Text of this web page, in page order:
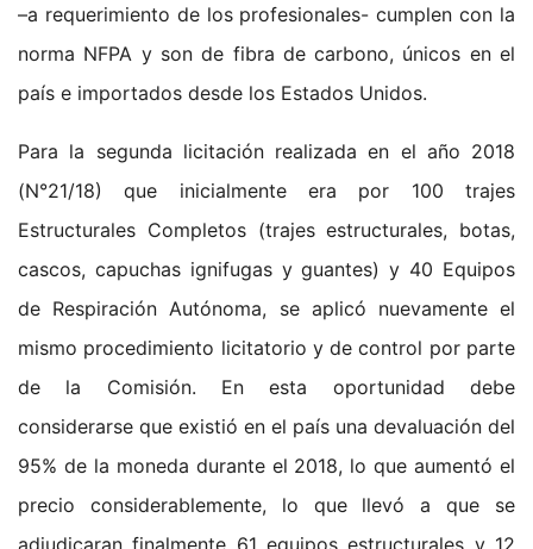
–a requerimiento de los profesionales- cumplen con la
norma NFPA y son de fibra de carbono, únicos en el
país e importados desde los Estados Unidos.
Para la segunda licitación realizada en el año 2018
(N°21/18) que inicialmente era por 100 trajes
Estructurales Completos (trajes estructurales, botas,
cascos, capuchas ignifugas y guantes) y 40 Equipos
de Respiración Autónoma, se aplicó nuevamente el
mismo procedimiento licitatorio y de control por parte
de la Comisión. En esta oportunidad debe
considerarse que existió en el país una devaluación del
95% de la moneda durante el 2018, lo que aumentó el
precio considerablemente, lo que llevó a que se
adjudicaran finalmente 61 equipos estructurales y 12